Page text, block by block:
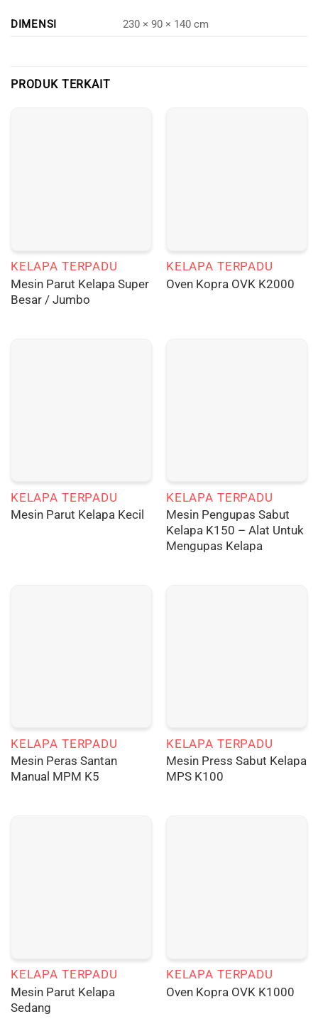
DIMENSI 230 × 90 × 140 cm
PRODUK TERKAIT
KELAPA TERPADU
Mesin Parut Kelapa Super
Besar / Jumbo
KELAPA TERPADU
Oven Kopra OVK K2000
KELAPA TERPADU
Mesin Parut Kelapa Kecil
KELAPA TERPADU
Mesin Pengupas Sabut
Kelapa K150 – Alat Untuk
Mengupas Kelapa
KELAPA TERPADU
Mesin Peras Santan
Manual MPM K5
KELAPA TERPADU
Mesin Press Sabut Kelapa
MPS K100
KELAPA TERPADU
Mesin Parut Kelapa
Sedang
KELAPA TERPADU
Oven Kopra OVK K1000